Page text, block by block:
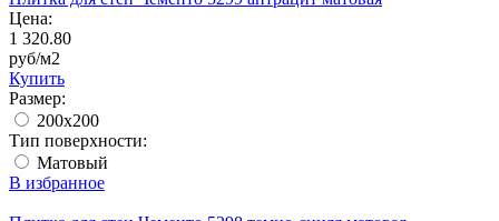
Цена:
1 320.80
руб/м2
Купить
Размер:
200x200
Тип поверхности:
Матовый
В избранное